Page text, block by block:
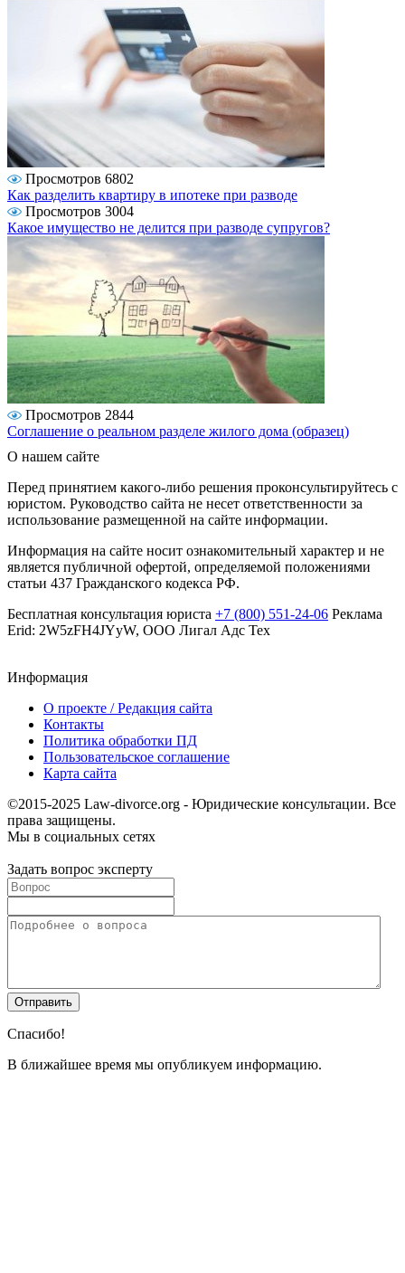
Просмотров 6802
Как разделить квартиру в ипотеке при разводе
Просмотров 3004
Какое имущество не делится при разводе супругов?
Просмотров 2844
Соглашение о реальном разделе жилого дома (образец)
О нашем сайте
Перед принятием какого-либо решения проконсультируйтесь с
юристом. Руководство сайта не несет ответственности за
использование размещенной на сайте информации.
Информация на сайте носит ознакомительный характер и не
является публичной офертой, определяемой положениями
статьи 437 Гражданского кодекса РФ.
Бесплатная консультация юриста +7 (800) 551-24-06 Реклама
Erid: 2W5zFH4JYyW, ООО Лигал Адс Тех
Информация
О проекте / Редакция сайта
Контакты
Политика обработки ПД
Пользовательское соглашение
Карта сайта
©2015-2025 Law-divorce.org - Юридические консультации. Все
права защищены.
Мы в социальных сетях
Задать вопрос эксперту
Спасибо!
В ближайшее время мы опубликуем информацию.